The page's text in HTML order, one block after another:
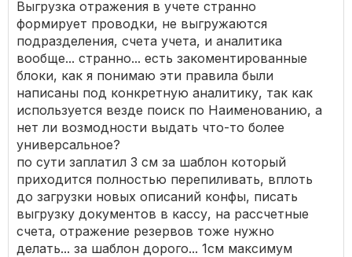
Выгрузка отражения в учете странно
формирует проводки, не выгружаются
подразделения, счета учета, и аналитика
вообще... странно... есть закоментированные
блоки, как я понимаю эти правила были
написаны под конкретную аналитику, так как
используется везде поиск по Наименованию, а
нет ли возмодности выдать что-то более
универсальное?
по сути заплатил 3 см за шаблон который
приходится полностью перепиливать, вплоть
до загрузки новых описаний конфы, писать
выгрузку документов в кассу, на рассчетные
счета, отражение резервов тоже нужно
делать... за шаблон дорого... 1см максимум